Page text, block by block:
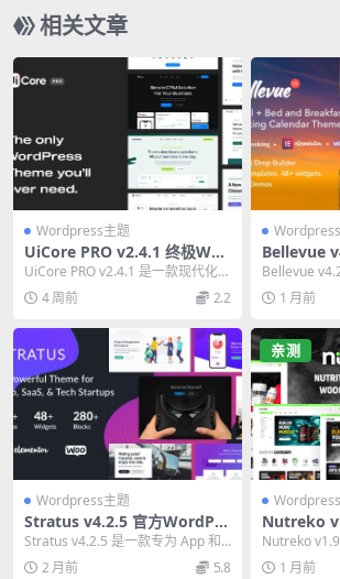
相关文章
Wordpress主题
UiCore PRO v2.4.1 终极Wor
dPress主题：现代化设计+性
能优化
UiCore PRO v2.4.1 是一款现代化W
ordPress主题，拥有丰富...
4 周前 2.2
Bellevue
早餐预订
极指南
Bellevue
订
1 月前
Wordpress主题
Stratus v4.2.5 官方WordPre
ss主题：应用程序与SaaS初创
公司必备
Stratus v4.2.5 是一款专为 App 和
SaaS 初创公司设计的高...
2 月前 5.8
亲测
Nutreko
南
Nutreko
mmerce 主
1 月前